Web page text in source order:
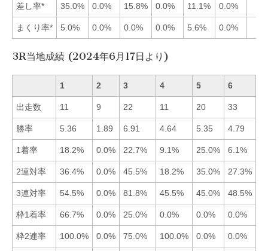
差し率* 35.0% 0.0% 15.8% 0.0% 11.1% 0.0%
まくり率* 5.0% 0.0% 0.0% 0.0% 5.6% 0.0%
3R当地成績 (2024年6月17日より)
1 2 3 4 5 6
出走数 11 9 22 11 20 33
勝率 5.36 1.89 6.91 4.64 5.35 4.79
1着率 18.2% 0.0% 22.7% 9.1% 25.0% 6.1%
2連対率 36.4% 0.0% 45.5% 18.2% 35.0% 27.3%
3連対率 54.5% 0.0% 81.8% 45.5% 45.0% 48.5%
枠1着率 66.7% 0.0% 25.0% 0.0% 0.0% 0.0%
枠2連率 100.0% 0.0% 75.0% 100.0% 0.0% 0.0%